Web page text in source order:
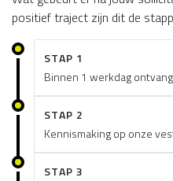
positief traject zijn dit de
STAP 1
Binnen 1 werkdag
STAP 2
Kennismaking op onze
STAP 3